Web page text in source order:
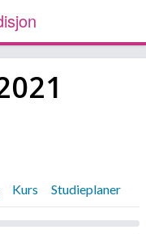
Kurs Studieplaner